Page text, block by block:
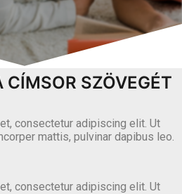
CÍMSOR SZÖVEGÉT
consectetur adipiscing elit. Ut
mattis, pulvinar dapibus leo.
consectetur adipiscing elit. Ut